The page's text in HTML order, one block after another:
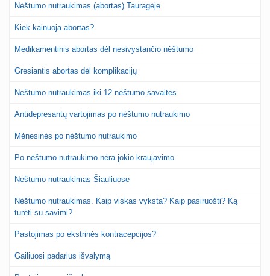
Nėštumo nutraukimas (abortas) Tauragėje
Kiek kainuoja abortas?
Medikamentinis abortas dėl nesivystančio nėštumo
Gresiantis abortas dėl komplikacijų
Nėštumo nutraukimas iki 12 nėštumo savaitės
Antidepresantų vartojimas po nėštumo nutraukimo
Mėnesinės po nėštumo nutraukimo
Po nėštumo nutraukimo nėra jokio kraujavimo
Nėštumo nutraukimas Šiauliuose
Nėštumo nutraukimas. Kaip viskas vyksta? Kaip pasiruošti? Ką
turėti su savimi?
Pastojimas po ekstrinės kontracepcijos?
Gailiuosi padarius išvalymą